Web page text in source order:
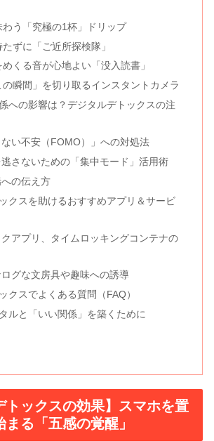
わう「究極の1杯」ドリップ
ずに「ご近所探検隊」
くる音が心地よい「没入読書」
の瞬間」を切り取るインスタントカメラ
への影響は？デジタルデトックスの注
ない不安（FOMO）」への対処法
さないための「集中モード」活用術
の伝え方
クスを助けるおすすめアプリ＆サービ
アプリ、タイムロッキングコンテナの
グな文房具や趣味への誘導
クスでよくある質問（FAQ）
ルと「いい関係」を築くために
トックスの効果】スマホを置
る「五感の覚醒」